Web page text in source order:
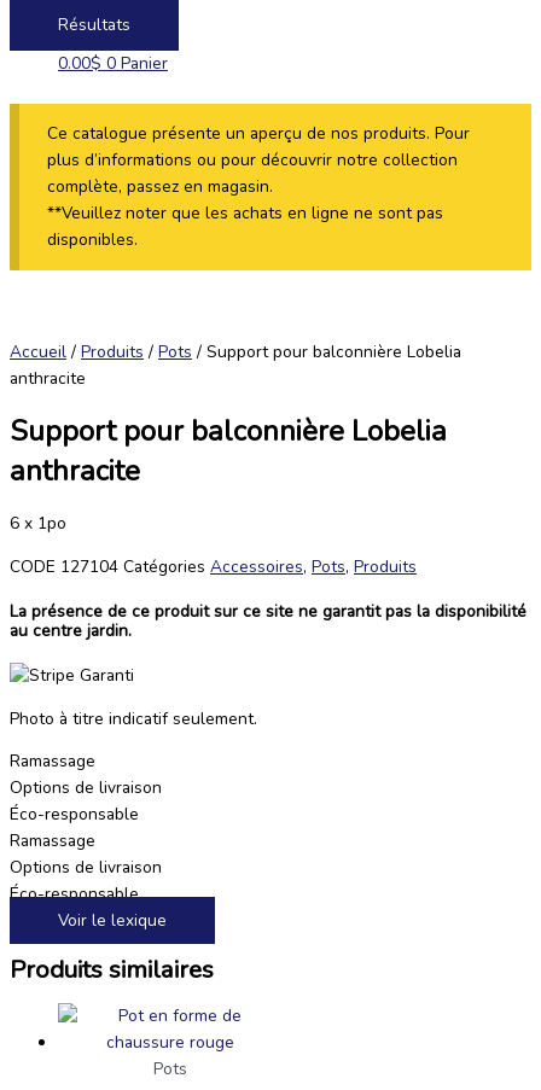
Résultats
0.00$ 0 Panier
Ce catalogue présente un aperçu de nos produits. Pour
plus d’informations ou pour découvrir notre collection
complète, passez en magasin.
**Veuillez noter que les achats en ligne ne sont pas
disponibles.
Accueil / Produits / Pots / Support pour balconnière Lobelia
anthracite
Support pour balconnière Lobelia
anthracite
6 x 1po
CODE 127104 Catégories Accessoires, Pots, Produits
La présence de ce produit sur ce site ne garantit pas la disponibilité
au centre jardin.
Photo à titre indicatif seulement.
Ramassage
Options de livraison
Éco-responsable
Ramassage
Options de livraison
Éco-responsable
Voir le lexique
Produits similaires
Pots